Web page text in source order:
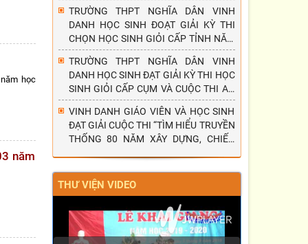
học
năm
TRƯỜNG THPT NGHĨA DÂN VINH
DANH HỌC SINH ĐOẠT GIẢI KỲ THI
CHỌN HỌC SINH GIỎI CẤP TỈNH NĂM
HỌC 2025-2026
TRƯỜNG THPT NGHĨA DÂN VINH
DANH HỌC SINH ĐẠT GIẢI KỲ THI HỌC
SINH GIỎI CẤP CỤM VÀ CUỘC THI AN
TOÀN GIAO THÔNG - NỤ CƯỜI NGÀY
MAI, NĂM HỌC 2025 - 2026.
VINH DANH GIÁO VIÊN VÀ HỌC SINH
ĐẠT GIẢI CUỘC THI “TÌM HIỂU TRUYỀN
THỐNG 80 NĂM XÂY DỰNG, CHIẾN
THƯ VIỆN VIDEO